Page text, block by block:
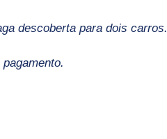
descoberta para dois carros.